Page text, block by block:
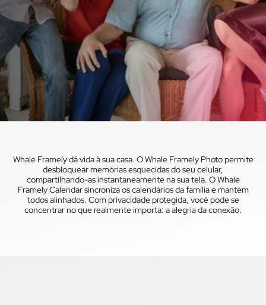
Whale Framely dá vida à sua casa. O Whale Framely Photo permite
desbloquear memórias esquecidas do seu celular,
compartilhando-as instantaneamente na sua tela. O Whale
Framely Calendar sincroniza os calendários da família e mantém
todos alinhados. Com privacidade protegida, você pode se
concentrar no que realmente importa: a alegria da conexão.